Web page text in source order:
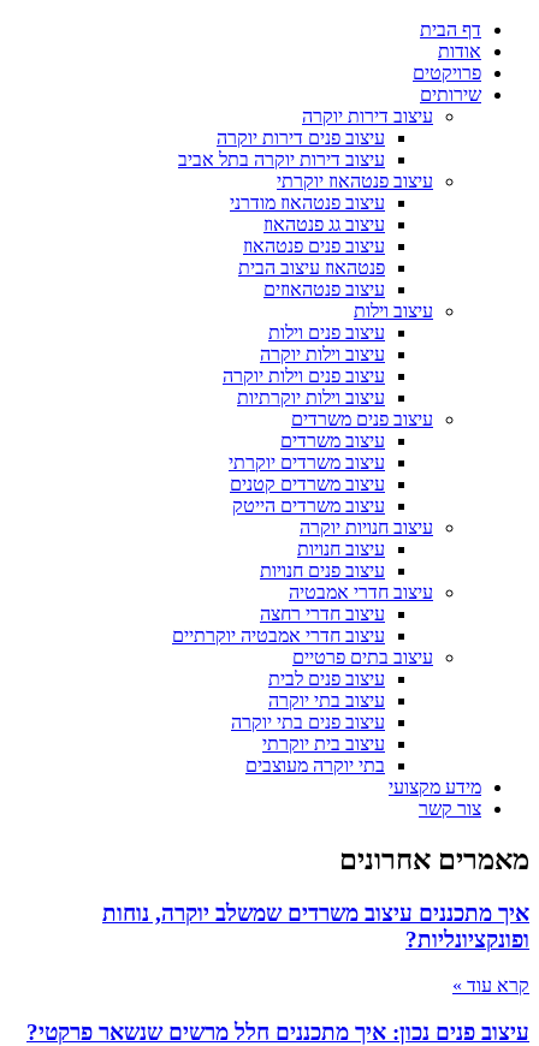
דף הבית
אודות
פרויקטים
שירותים
עיצוב דירות יוקרה
עיצוב פנים דירות יוקרה
עיצוב דירות יוקרה בתל אביב
עיצוב פנטהאוז יוקרתי
עיצוב פנטהאוז מודרני
עיצוב גג פנטהאוז
עיצוב פנים פנטהאוז
פנטהאוז עיצוב הבית
עיצוב פנטהאוזים
עיצוב וילות
עיצוב פנים וילות
עיצוב וילות יוקרה
עיצוב פנים וילות יוקרה
עיצוב וילות יוקרתיות
עיצוב פנים משרדים
עיצוב משרדים
עיצוב משרדים יוקרתי
עיצוב משרדים קטנים
עיצוב משרדים הייטק
עיצוב חנויות יוקרה
עיצוב חנויות
עיצוב פנים חנויות
עיצוב חדרי אמבטיה
עיצוב חדרי רחצה
עיצוב חדרי אמבטיה יוקרתיים
עיצוב בתים פרטיים
עיצוב פנים לבית
עיצוב בתי יוקרה
עיצוב פנים בתי יוקרה
עיצוב בית יוקרתי
בתי יוקרה מעוצבים
מידע מקצועי
צור קשר
מאמרים אחרונים
איך מתכננים עיצוב משרדים שמשלב יוקרה, נוחות
ופונקציונליות?
קרא עוד »
עיצוב פנים נכון: איך מתכננים חלל מרשים שנשאר פרקטי?